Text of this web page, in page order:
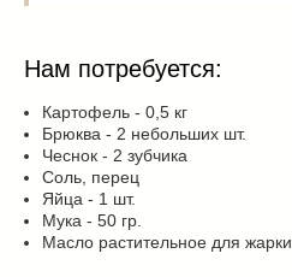
Нам потребуется:
Картофель - 0,5 кг
Брюква - 2 небольших шт.
Чеснок - 2 зубчика
Соль, перец
Яйца - 1 шт.
Мука - 50 гр.
Масло растительное для жарки